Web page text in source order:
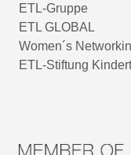
ETL-Gruppe
ETL GLOBAL
Women´s
ETL-Stiftung